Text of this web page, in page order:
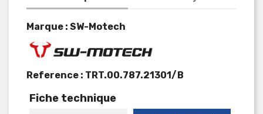
Marque : SW-Motech
Reference : TRT.00.787.21301/B
Fiche technique